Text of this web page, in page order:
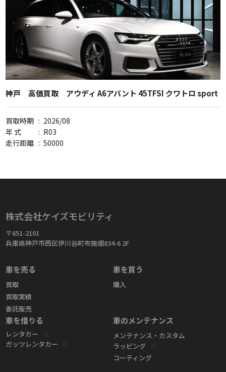
神戸 高価買取 アウディ A6アバント 45TFSI クワトロ sport
買取時期 : 2026/08
年 式
: R03
走行距離 : 50000
株式会社ケイズモビリティ
〒651-2101
兵庫県神戸市西区伊川谷町布施畑834-6 2F
車を売る
買取
買取実績
委託販売
車を買う
購入
車を借りる
レンタカー
ガッツレンタカー
車のメンテナンス
メンテナンス・カスタム
ラッピング
コーティング